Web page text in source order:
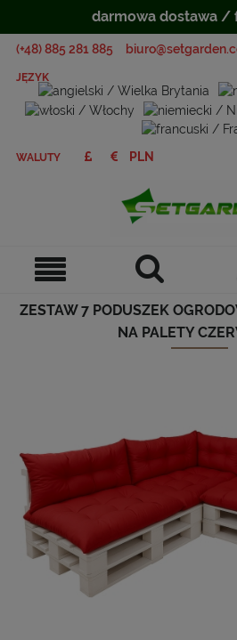
(+48) 885 281 885
JĘZYK
WALUTY
ZESTAW 7 PODUSZEK
NA PALETY
darmowa dostawa /